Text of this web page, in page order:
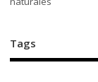
Tags